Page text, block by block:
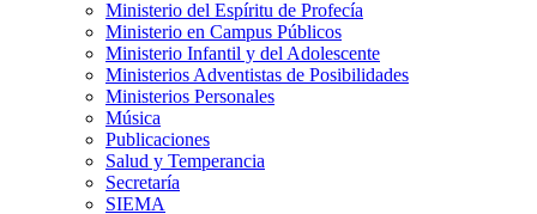
Ministerio del Espíritu de Profecía
Ministerio en Campus Públicos
Ministerio Infantil y del Adolescente
Ministerios Adventistas de Posibilidades
Ministerios Personales
Música
Publicaciones
Salud y Temperancia
Secretaría
SIEMA